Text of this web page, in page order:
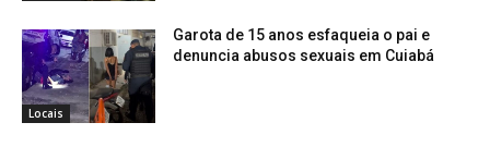
Locais
Garota de 15 anos esfaqueia o pai e
denuncia abusos sexuais em Cuiabá